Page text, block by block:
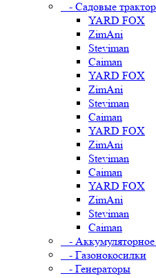
- Садовые
YARD FOX
ZimAni
Steviman
Caiman
YARD FOX
ZimAni
Steviman
Caiman
YARD FOX
ZimAni
Steviman
Caiman
YARD FOX
ZimAni
Steviman
Caiman
-
- Газонокосилки
- Генераторы